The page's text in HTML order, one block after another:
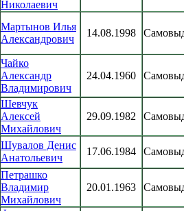
Николаевич
Мартынов Илья
Александрович
14.08.1998
Чайко
Александр
Владимирович
24.04.1960
Шевчук
Алексей
Михайлович
29.09.1982
Шувалов Денис
Анатольевич
17.06.1984
Петрашко
Владимир
Михайлович
20.01.1963